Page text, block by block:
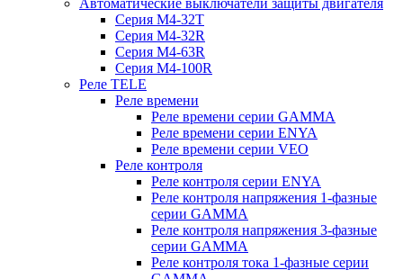
Серия M4-32T
Серия M4-32R
Серия M4-63R
Серия M4-100R
Реле TELE
Реле времени
Реле времени серии GAMMA
Реле времени серии ENYA
Реле времени серии VEO
Реле контроля
Реле контроля серии ENYA
Реле контроля напряжения 1-фазные
серии GAMMA
Реле контроля напряжения 3-фазные
серии GAMMA
Реле контроля тока 1-фазные серии